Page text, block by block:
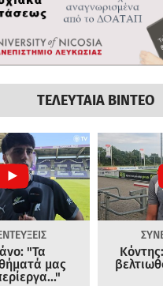
ΤΕΛΕΥΤΑΙΑ ΒΙΝΤΕΟ
"Τα
μας